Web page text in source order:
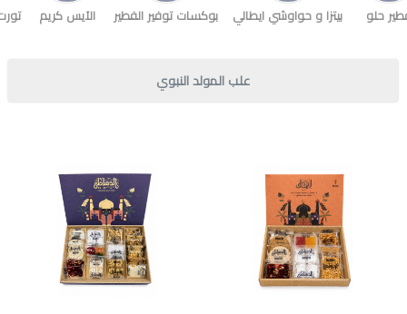
حلو بيتزا و حواوشي ايطالي بوكسات توفير الفطير الآيس كريم
علب المولد النبوي